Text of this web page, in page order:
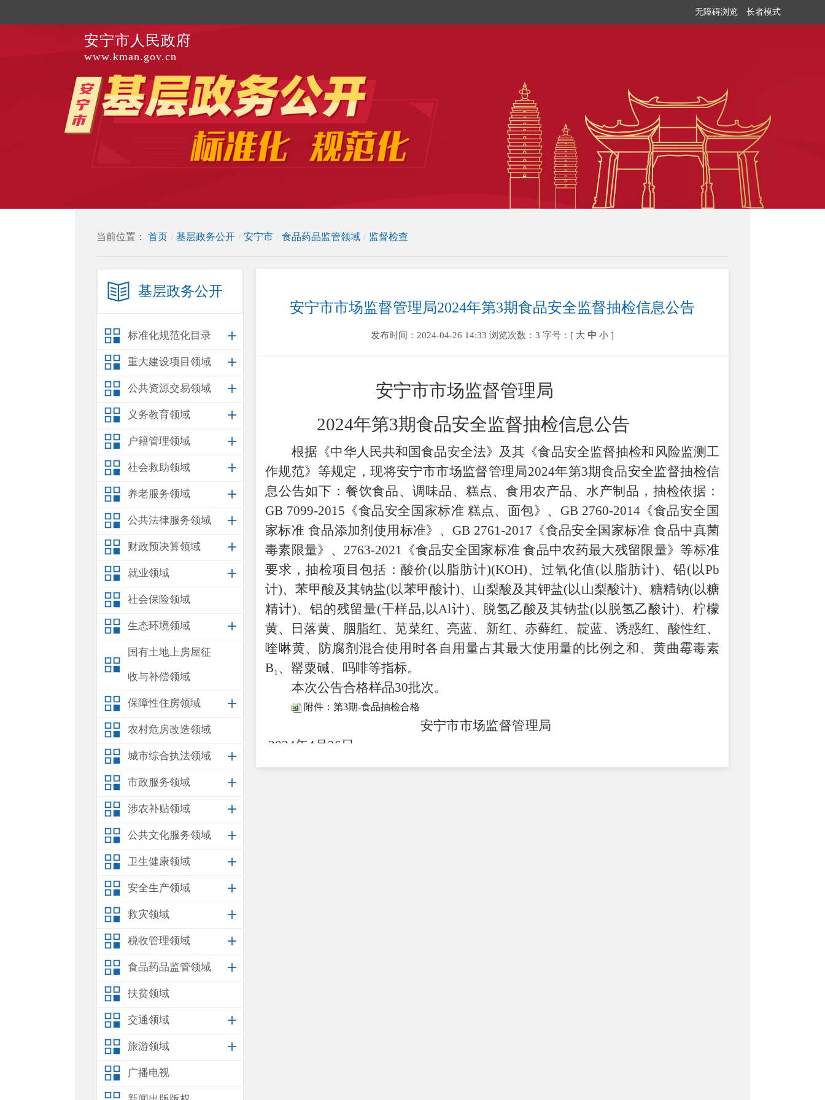
无障碍浏览 长者模式
安宁市人民政府
www.kman.gov.cn
当前位置： 首页 / 基层政务公开 / 安宁市 / 食品药品监管领域 / 监督检查
基层政务公开
标准化规范化目录
重大建设项目领域
公共资源交易领域
义务教育领域
户籍管理领域
社会救助领域
养老服务领域
公共法律服务领域
财政预决算领域
就业领域
社会保险领域
生态环境领域
国有土地上房屋征
收与补偿领域
保障性住房领域
农村危房改造领域
城市综合执法领域
市政服务领域
涉农补贴领域
公共文化服务领域
卫生健康领域
安全生产领域
救灾领域
税收管理领域
食品药品监管领域
扶贫领域
交通领域
旅游领域
广播电视
安宁市市场监督管理局2024年第3期食品安全监督抽检信息公告
发布时间：2024-04-26 14:33 浏览次数：3 字号：[ 大 中 小 ]
安宁市市场监督管理局
2024年第3期食品安全监督抽检信息公告
根据《中华人民共和国食品安全法》及其《食品安全监督抽检和风险监测工
作规范》等规定，现将安宁市市场监督管理局2024年第3期食品安全监督抽检信
息公告如下：餐饮食品、调味品、糕点、食用农产品、水产制品，抽检依据：
GB 7099-2015《食品安全国家标准 糕点、面包》、GB 2760-2014《食品安全国
家标准 食品添加剂使用标准》、GB 2761-2017《食品安全国家标准 食品中真菌
毒素限量》、2763-2021《食品安全国家标准 食品中农药最大残留限量》等标准
要求，抽检项目包括：酸价(以脂肪计)(KOH)、过氧化值(以脂肪计)、铅(以Pb
计)、苯甲酸及其钠盐(以苯甲酸计)、山梨酸及其钾盐(以山梨酸计)、糖精钠(以糖
精计)、铝的残留量(干样品,以Al计)、脱氢乙酸及其钠盐(以脱氢乙酸计)、柠檬
黄、日落黄、胭脂红、苋菜红、亮蓝、新红、赤藓红、靛蓝、诱惑红、酸性红、
喹啉黄、防腐剂混合使用时各自用量占其最大使用量的比例之和、黄曲霉毒素
B₁、罂粟碱、吗啡等指标。
本次公告合格样品30批次。
附件：第3期-食品抽检合格
安宁市市场监督管理局
2024年4月26日